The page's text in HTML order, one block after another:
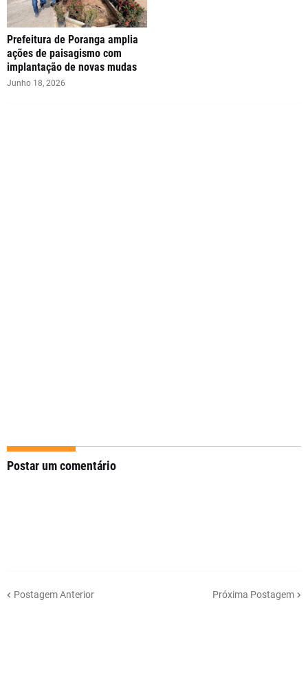
Prefeitura de Poranga amplia
ações de paisagismo com
implantação de novas mudas
Junho 18, 2026
Postar um comentário
Postagem Anterior Próxima Postagem